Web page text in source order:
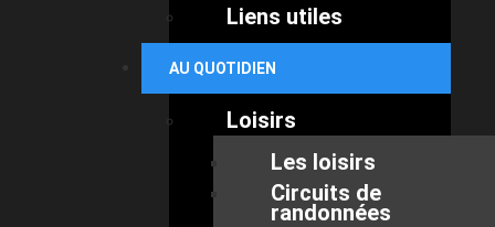
Liens utiles
AU QUOTIDIEN
Loisirs
Les loisirs
Circuits de
randonnées